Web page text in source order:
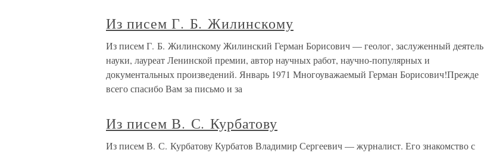
Из писем Г. Б. Жилинскому
Из писем Г. Б. Жилинскому Жилинский Герман Борисович — геолог, заслуженный деятель
науки, лауреат Ленинской премии, автор научных работ, научно-популярных и
документальных произведений. Январь 1971 Многоуважаемый Герман Борисович!Прежде
всего спасибо Вам за письмо и за
Из писем В. С. Курбатову
Из писем В. С. Курбатову Курбатов Владимир Сергеевич — журналист. Его знакомство с